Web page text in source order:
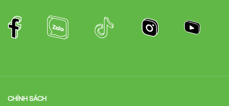
CHÍNH SÁCH